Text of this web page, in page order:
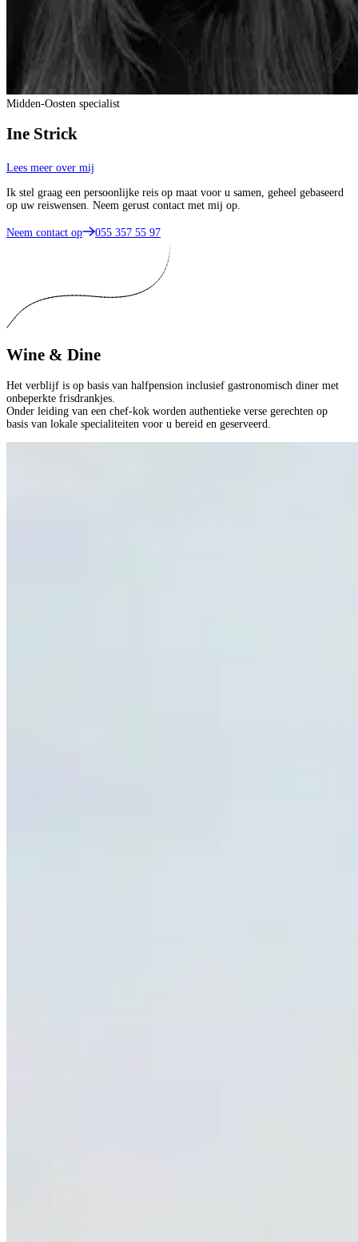
Midden-Oosten specialist
Ine Strick
Lees meer over mij
Ik stel graag een persoonlijke reis op maat voor u samen, geheel gebaseerd
op uw reiswensen. Neem gerust contact met mij op.
Neem contact op 055 357 55 97
Wine & Dine
Het verblijf is op basis van halfpension inclusief gastronomisch diner met
onbeperkte frisdrankjes.
Onder leiding van een chef-kok worden authentieke verse gerechten op
basis van lokale specialiteiten voor u bereid en geserveerd.